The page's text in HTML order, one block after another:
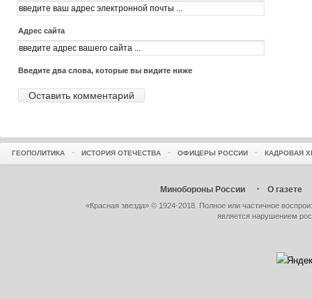
Адрес сайта
Введите два слова, которые вы видите ниже
ГЕОПОЛИТИКА ИСТОРИЯ ОТЕЧЕСТВА ОФИЦЕРЫ РОССИИ КАДРОВАЯ
Минобороны России О газете
«Красная звезда» © 1924-2018. Полное или частичное
является нарушением